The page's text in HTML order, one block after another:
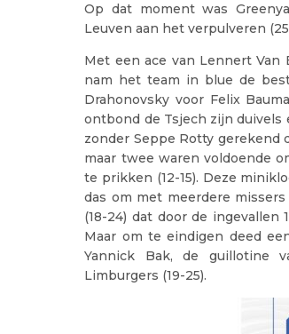
Op dat moment was
Leuven aan het verpulveren
Met een ace van Lennert Van
nam het team in blue de
Drahonovsky voor Felix
ontbond de Tsjech zijn duivels
zonder Seppe Rotty gerekend
maar twee waren voldoende
te prikken (12-15). Deze
das om met meerdere
(18-24) dat door de ingevallen
Maar om te eindigen deed
Yannick Bak, de guillotine
Limburgers (19-25).